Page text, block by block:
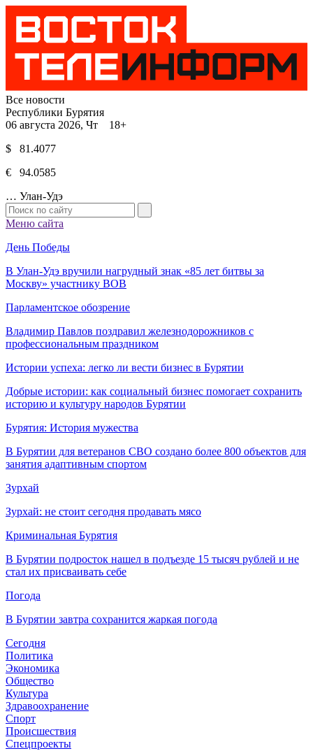
Все новости
Республики Бурятия
06 августа 2026, Чт 18+
$ 81.4077
€ 94.0585
… Улан-Удэ
Меню сайта
День Победы
В Улан-Удэ вручили нагрудный знак «85 лет битвы за
Москву» участнику ВОВ
Парламентское обозрение
Владимир Павлов поздравил железнодорожников с
профессиональным праздником
Истории успеха: легко ли вести бизнес в Бурятии
Добрые истории: как социальный бизнес помогает сохранить
историю и культуру народов Бурятии
Бурятия: История мужества
В Бурятии для ветеранов СВО создано более 800 объектов для
занятия адаптивным спортом
Зурхай
Зурхай: не стоит сегодня продавать мясо
Криминальная Бурятия
В Бурятии подросток нашел в подъезде 15 тысяч рублей и не
стал их присваивать себе
Погода
В Бурятии завтра сохранится жаркая погода
Сегодня
Политика
Экономика
Общество
Культура
Здравоохранение
Спорт
Происшествия
Спецпроекты